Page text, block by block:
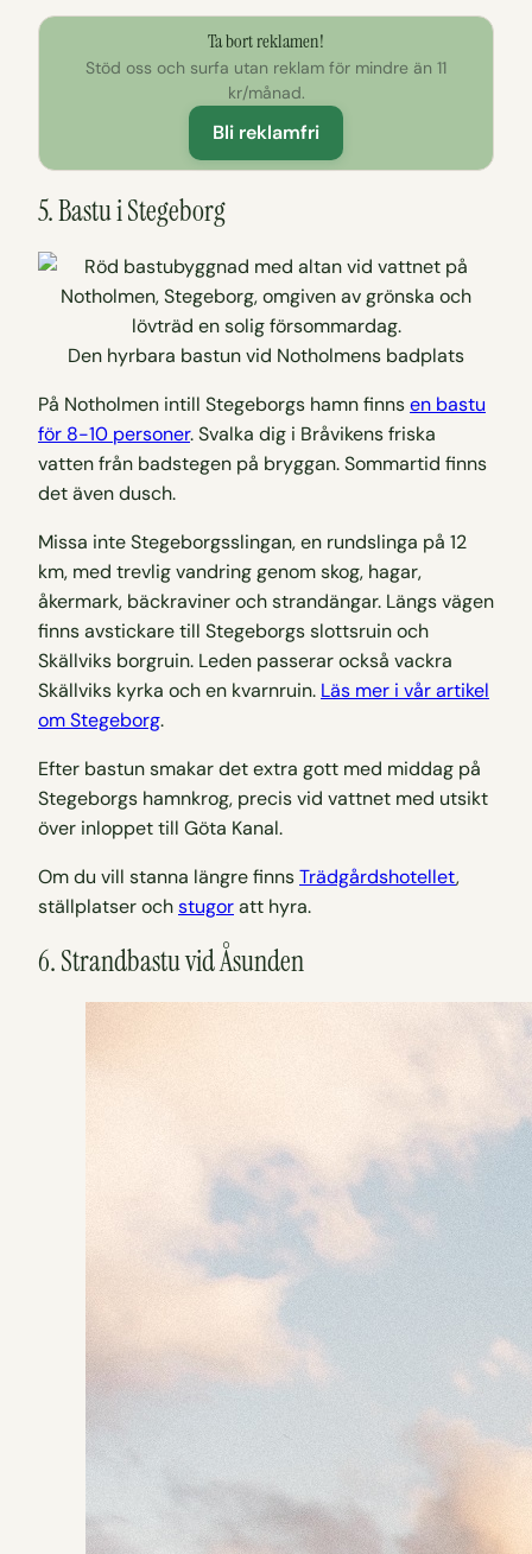
Ta bort reklamen!
Stöd oss och surfa utan reklam för mindre än 11
kr/månad.
Bli reklamfri
5. Bastu i Stegeborg
Den hyrbara bastun vid Notholmens badplats
På Notholmen intill Stegeborgs hamn finnsen bastu
för 8-10 personer. Svalka dig i Bråvikens friska
vatten från badstegen på bryggan. Sommartid finns
det även dusch.
Missa inte Stegeborgsslingan, en rundslinga på 12
km, med trevlig vandring genom skog, hagar,
åkermark, bäckraviner och strandängar. Längs vägen
finns avstickare till Stegeborgs slottsruin och
Skällviks borgruin. Leden passerar också vackra
Skällviks kyrka och en kvarnruin. Läs mer i vår artikel
om Stegeborg.
Efter bastun smakar det extra gott med middag på
Stegeborgs hamnkrog, precis vid vattnet med utsikt
över inloppet till Göta Kanal.
Om du vill stanna längre finnsTrädgårdshotellet,
ställplatser ochstugoratt hyra.
6. Strandbastu vid Åsunden